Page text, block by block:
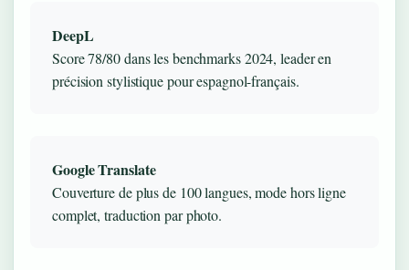
DeepL
Score 78/80 dans les benchmarks 2024, leader en
précision stylistique pour espagnol-français.
Google Translate
Couverture de plus de 100 langues, mode hors ligne
complet, traduction par photo.